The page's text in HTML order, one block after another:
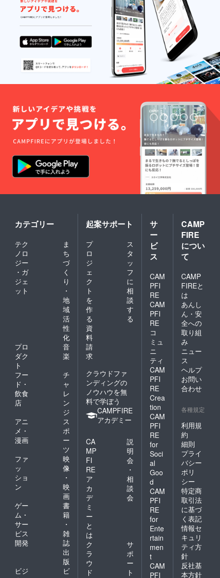
カテゴリー
テク
ノロ
ジー
・ガ
ジェ
ット
ま
ち
づ
く
り
・
地
域
活
性
化
プロ
ダク
ト
音
楽
フー
ド・
飲食
店
チ
ャ
レ
ン
ジ
アニ
メ・
漫画
ス
ポ
ー
ツ
ファ
ッ
ショ
ン
映
像
・
映
画
ゲー
ム・
サー
ビス
開発
書
籍
・
雑
誌
出
版
ビジ
ビ
起案サポート
プ
ロ
ジ
ェ
ク
ト
を
作
る
ス
タ
ッ
フ
に
相
談
す
る
資
料
請
求
クラウドファ
ンディングの
ノウハウを無
料で学ぼう
CAMPFIRE
アカデミー
CA
MP
FI
RE
ア
カ
デ
ミ
ー
と
は
説
明
会
・
相
談
会
ク
ラ
ウ
ド
サ
ポ
ー
ト
サ
ー
ビ
ス
CAM
PFI
RE
CAM
PFI
RE
コ
ミュ
ニ
ティ
CAM
PFI
RE
Crea
tion
CAM
PFI
RE
for
Soci
al
Goo
d
CAM
PFI
RE
for
Ente
rtain
men
t
CAM
PFI
CAMP
FIRE
につい
て
CAMP
FIREと
は
あんし
ん・安
全への
取り組
み
ニュー
ス
ヘルプ
お問い
合わせ
各種規定
利用規
約
細則
プライ
バシー
ポリ
シー
特定商
取引法
に基づ
く表記
情報セ
キュリ
ティ方
針
反社基
本方針